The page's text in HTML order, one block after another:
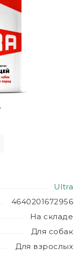
Ultra
4640201672956
На складе
Для собак
Для взрослых